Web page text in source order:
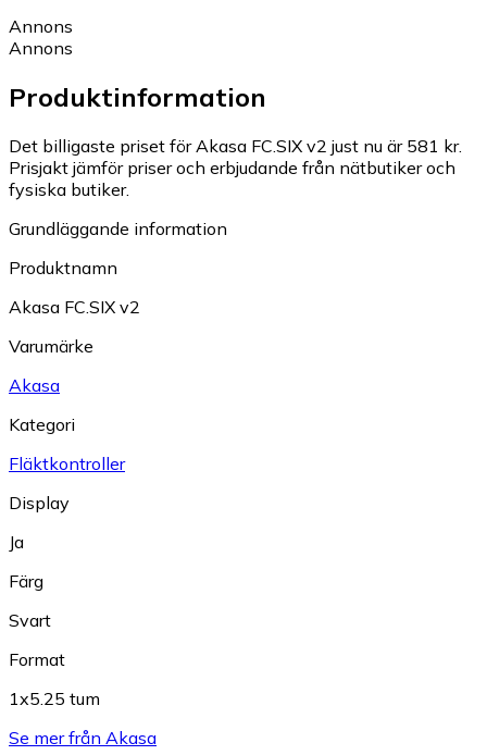
Annons
Annons
Produktinformation
Det billigaste priset för Akasa FC.SIX v2 just nu är 581 kr.
Prisjakt jämför priser och erbjudande från nätbutiker och
fysiska butiker.
Grundläggande information
Produktnamn
Akasa FC.SIX v2
Varumärke
Akasa
Kategori
Fläktkontroller
Display
Ja
Färg
Svart
Format
1x5.25 tum
Se mer från Akasa